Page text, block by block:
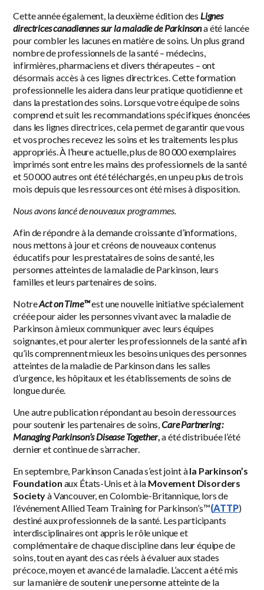
Cette année également, la deuxième édition des Lignes
directrices canadiennes sur la maladie de Parkinsona été lancée
pour combler les lacunes en matière de soins. Un plus grand
nombre de professionnels de la santé – médecins,
infirmières, pharmaciens et divers thérapeutes – ont
désormais accès à ces lignes directrices. Cette formation
professionnelle les aidera dans leur pratique quotidienne et
dans la prestation des soins. Lorsque votre équipe de soins
comprend et suit les recommandations spécifiques énoncées
dans les lignes directrices, cela permet de garantir que vous
et vos proches recevez les soins et les traitements les plus
appropriés. À l’heure actuelle, plus de 80 000 exemplaires
imprimés sont entre les mains des professionnels de la santé
et 50 000 autres ont été téléchargés, en un peu plus de trois
mois depuis que les ressources ont été mises à disposition.
Nous avons lancé de nouveaux programmes.
Afin de répondre à la demande croissante d’informations,
nous mettons à jour et créons de nouveaux contenus
éducatifs pour les prestataires de soins de santé, les
personnes atteintes de la maladie de Parkinson, leurs
familles et leurs partenaires de soins.
NotreAct on Time™est une nouvelle initiative spécialement
créée pour aider les personnes vivant avec la maladie de
Parkinson à mieux communiquer avec leurs équipes
soignantes, et pour alerter les professionnels de la santé afin
qu’ils comprennent mieux les besoins uniques des personnes
atteintes de la maladie de Parkinson dans les salles
d’urgence, les hôpitaux et les établissements de soins de
longue durée.
Une autre publication répondant au besoin de ressources
pour soutenir les partenaires de soins,Care Partnering :
Managing Parkinson’s Disease Together, a été distribuée l’été
dernier et continue de s’arracher.
En septembre, Parkinson Canada s’est joint àla Parkinson’s
Foundation aux États-Unis et à la Movement Disorders
Societyà Vancouver, en Colombie-Britannique, lors de
l’événement Allied Team Training for Parkinson’s™(ATTP)
destiné aux professionnels de la santé. Les participants
interdisciplinaires ont appris le rôle unique et
complémentaire de chaque discipline dans leur équipe de
soins, tout en ayant des cas réels à évaluer aux stades
précoce, moyen et avancé de la maladie. L’accent a été mis
sur la manière de soutenir une personne atteinte de la